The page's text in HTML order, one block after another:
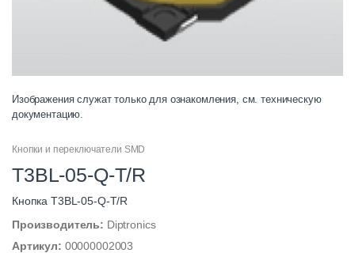
Изображения служат только для ознакомления, см. техническую
документацию.
Кнопки и переключатели SMD
T3BL-05-Q-T/R
Кнопка T3BL-05-Q-T/R
Производитель: Diptronics
Артикул: 00000002003